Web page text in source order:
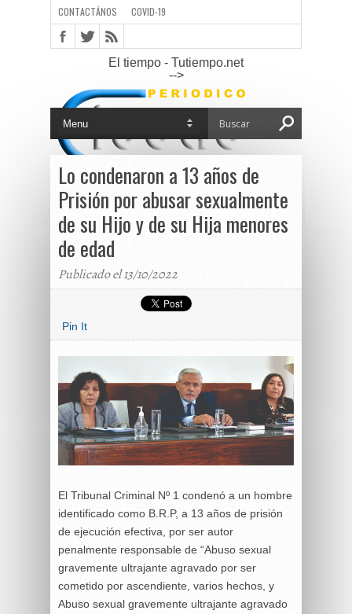
CONTACTÁNOS COVID-19
El tiempo - Tutiempo.net
-->
Lo condenaron a 13 años de
Prisión por abusar sexualmente
de su Hijo y de su Hija menores
de edad
Publicado el 13/10/2022
Pin It
El Tribunal Criminal Nº 1 condenó a un hombre
identificado como B.R.P, a 13 años de prisión
de ejecución efectiva, por ser autor
penalmente responsable de “Abuso sexual
gravemente ultrajante agravado por ser
cometido por ascendiente, varios hechos, y
Abuso sexual gravemente ultrajante agravado